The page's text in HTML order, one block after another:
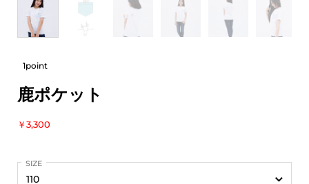
1point
鹿ポケット
￥3,300
SIZE